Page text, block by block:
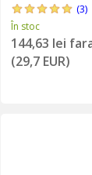
(3)
În stoc
144,63 lei
(29,7 EUR)